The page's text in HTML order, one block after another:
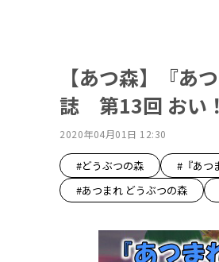
【あつ森】『あ
誌 第13回 おい
2020年04月01日 12:30
#どうぶつの森 #『あつ
#あつまれ どうぶつの森